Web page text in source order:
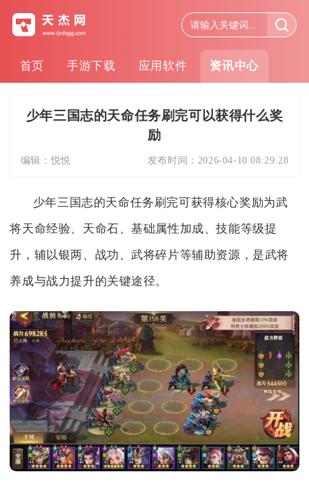
首页 手游下载 应用软件 资讯中心
少年三国志的天命任务刷完可以获得什么奖
励
编辑：悦悦 发布时间： 2026-04-10 08:29:28
少年三国志的天命任务刷完可获得核心奖励为武
将天命经验、天命石、基础属性加成、技能等级提
升，辅以银两、战功、武将碎片等辅助资源，是武将
养成与战力提升的关键途径。